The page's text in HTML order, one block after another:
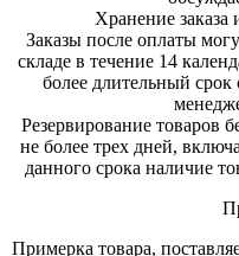
Хранение заказа
Заказы после оплаты
складе в течение 14
более длительный
Резервирование товаров
не более трех дней,
данного срока наличие
Примерка товара,